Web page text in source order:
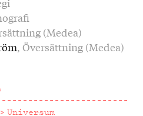
(Medea)
, Översättning (Medea)
Universum